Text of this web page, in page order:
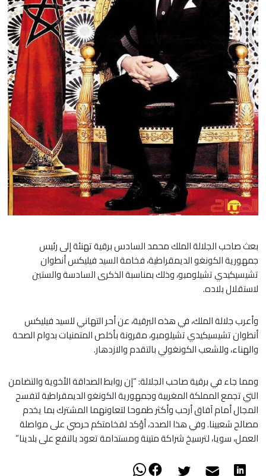
بعث صاحب الجلالة الملك محمد السادس برقية تهنئة إلى رئيس
جمهورية الكونغو الديمقراطية، فخامة السيد فيليكس أنطوان
تشيسيكيدي تشيلومبو، وذلك بمناسبة الذكرى السادسة والستين
لاستقلال بلاده.
وأعرب جلالة الملك، في هذه البرقية، عن أحر التهاني للسيد فيليكس
أنطوان تشيسيكيدي تشيلومبو، مقرونة بأخلص المتمنيات بدوام الصحة
والهناء، وللشعب الكونغولي بالتقدم والازدهار.
ومما جاء في برقية صاحب الجلالة: “إن روابط الصداقة الأخوية والتضامن
التي تجمع المملكة المغربية وجمهورية الكونغو الديمقراطية لتفسح
المجال أمام آفاق أرحب وأكثر طموحا لتعاونهما المشترك بما يخدم
مصالح شعبينا. وفي هذا الصدد، أؤكد لفخامتكم حرصي على مواصلة
العمل، سويا، لترسيخ شراكة متينة ومستدامة تعود بالنفع على بلدينا”